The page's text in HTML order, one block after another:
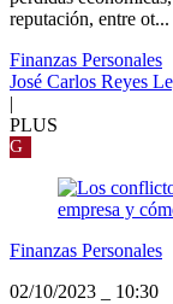
reputación, entre ot...
Finanzas Personales
José Carlos Reyes
PLUS
G
Finanzas Personales
02/10/2023
10:30